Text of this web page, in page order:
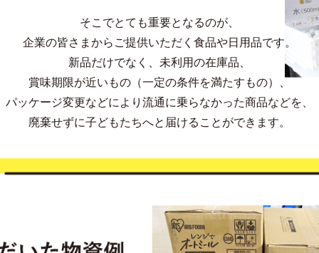
そこでとても重要となるのが、
企業の皆さまからご提供いただく 食品や日用品です。
新品だけでなく、未利用の在庫品、
賞味期限が近いもの（一定の条件を満たすもの）、
パッケージ変更などにより 流通に乗らなかった商品などを、
廃棄せずに子どもたちへと届けることができます。